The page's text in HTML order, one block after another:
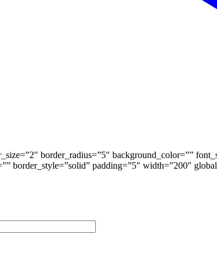
border_radius=”5″ background_color=””
border_style=”solid” padding=”5″ width=”200″